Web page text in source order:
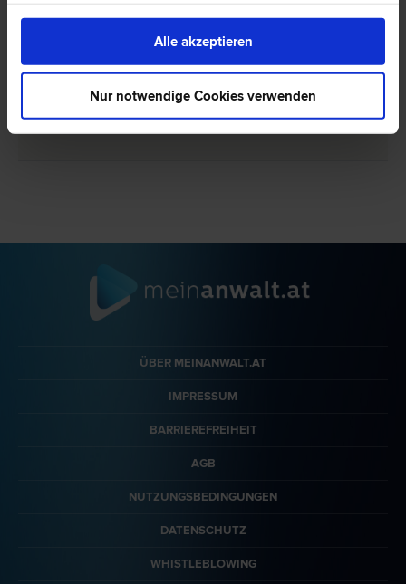
Alle akzeptieren
Nur notwendige Cookies verwenden
recht
6365 Kirchberg/Tirol
Lendstraße 16
0 Bewertungen
ÜBER MEINANWALT.AT
IMPRESSUM
BARRIEREFREIHEIT
AGB
NUTZUNGSBEDINGUNGEN
DATENSCHUTZ
WHISTLEBLOWING